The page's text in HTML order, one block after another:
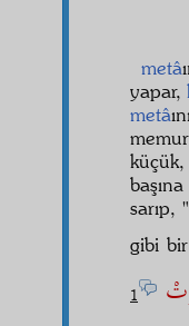
metâ
yapar,
metâ
sarıp,
gibi
1